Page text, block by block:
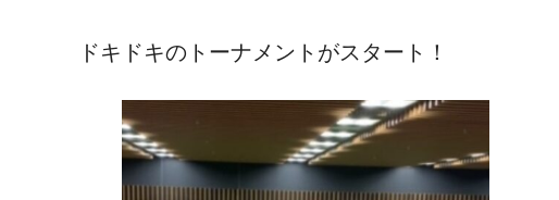
ドキドキのトーナメントがスタート！